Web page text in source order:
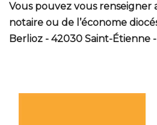
Vous pouvez vous renseigner
notaire ou de l’économe
Berlioz - 42030 Saint-Étienne